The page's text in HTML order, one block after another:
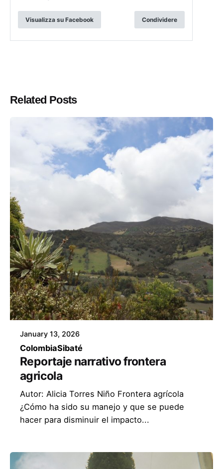
Visualizza su Facebook Condividere
Related Posts
January 13, 2026
ColombiaSibaté
Reportaje narrativo frontera
agricola
Autor: Alicia Torres Niño Frontera agrícola
¿Cómo ha sido su manejo y que se puede
hacer para disminuir el impacto...